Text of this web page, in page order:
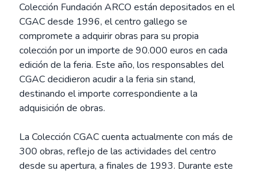
Colección Fundación ARCO están depositados en el
CGAC desde 1996, el centro gallego se
compromete a adquirir obras para su propia
colección por un importe de 90.000 euros en cada
edición de la feria. Este año, los responsables del
CGAC decidieron acudir a la feria sin stand,
destinando el importe correspondiente a la
adquisición de obras.
La Colección CGAC cuenta actualmente con más de
300 obras, reflejo de las actividades del centro
desde su apertura, a finales de 1993. Durante este